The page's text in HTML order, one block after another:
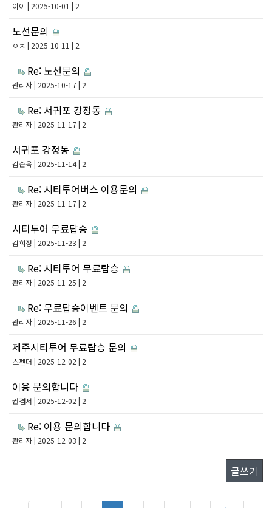
이이 | 2025-10-01 | 2
노선문의
ㅇㅈ | 2025-10-11 | 2
Re: 노선문의
관리자| 2025-10-17 | 2
Re: 서귀포 강정동
관리자| 2025-11-17 | 2
서귀포 강정동
김순옥| 2025-11-14 | 2
Re: 시티투어버스 이용문의
관리자| 2025-11-17 | 2
시티투어 무료탑승
김희정 | 2025-11-23 | 2
Re: 시티투어 무료탑승
관리자| 2025-11-25 | 2
Re: 무료탑승이벤트 문의
관리자| 2025-11-26 | 2
제주시티투어 무료탑승 문의
스펜더 | 2025-12-02 | 2
이용 문의합니다
권겸서 | 2025-12-02 | 2
Re: 이용 문의합니다
관리자| 2025-12-03 | 2
글쓰기